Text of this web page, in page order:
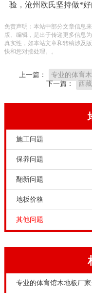
验，沧州欧氏坚持做*好
免责声明：本站中部分文章信息
版、编辑，是出于传递更多信息
真实性，如本站文章和转稿涉及
快和您对接处理。。
上一篇：
专业的体育
下一篇：
西
施工问题
保养问题
翻新问题
地板价格
其他问题
专业的体育馆木地板厂家